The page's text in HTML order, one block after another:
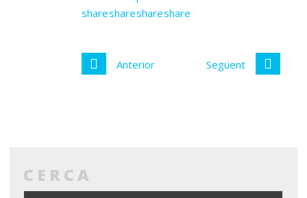
Anterior Següent
CERCA